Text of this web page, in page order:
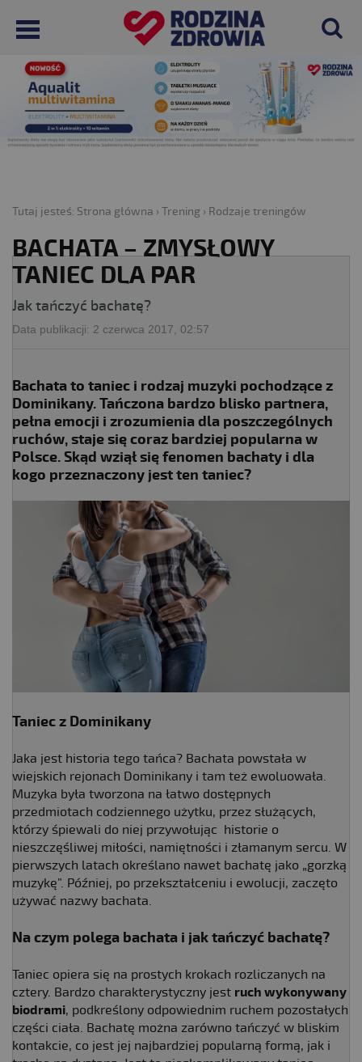
Tutaj jesteś: Strona główna › Trening › Rodzaje treningów
BACHATA – ZMYSŁOWY
TANIEC DLA PAR
Jak tańczyć bachatę?
Data publikacji: 2 czerwca 2017, 02:57
Bachata to taniec i rodzaj muzyki pochodzące z
Dominikany. Tańczona bardzo blisko partnera,
pełna emocji i zrozumienia dla poszczególnych
ruchów, staje się coraz bardziej popularna w
Polsce. Skąd wziął się fenomen bachaty i dla
kogo przeznaczony jest ten taniec?
Taniec z Dominikany
Jaka jest historia tego tańca? Bachata powstała w
wiejskich rejonach Dominikany i tam też ewoluowała.
Muzyka była tworzona na łatwo dostępnych
przedmiotach codziennego użytku, przez służących,
którzy śpiewali do niej przywołując historie o
nieszczęśliwej miłości, namiętności i złamanym sercu. W
pierwszych latach określano nawet bachatę jako „gorzką
muzykę”. Później, po przekształceniu i ewolucji, zaczęto
używać nazwy bachata.
Na czym polega bachata i jak tańczyć bachatę?
Taniec opiera się na prostych krokach rozliczanych na
cztery. Bardzo charakterystyczny jest ruch wykonywany
biodrami, podkreślony odpowiednim ruchem pozostałych
części ciała. Bachatę można zarówno tańczyć w bliskim
kontakcie, co jest jej najbardziej popularną formą, jak i